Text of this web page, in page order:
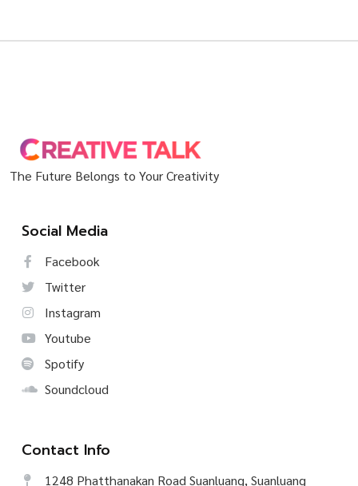
The Future Belongs to Your Creativity
Social Media
Facebook
Twitter
Instagram
Youtube
Spotify
Soundcloud
Contact Info
1248 Phatthanakan Road Suanluang, Suanluang